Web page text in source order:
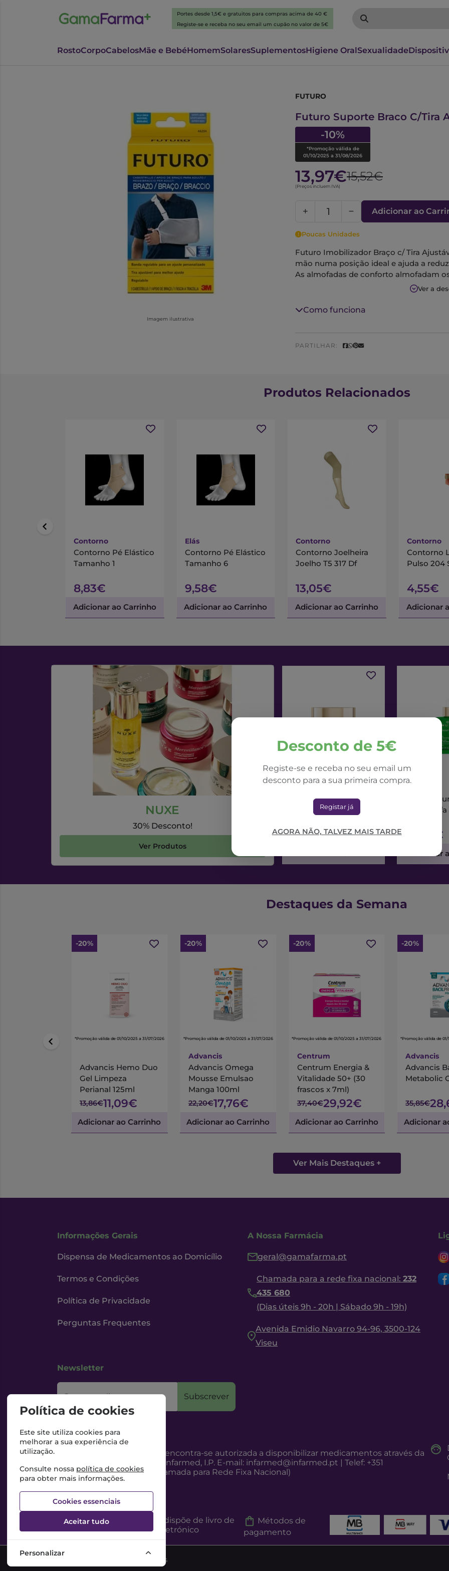
Portes desde 1,5€ e gratuitos para compras acima de 40 €
Registe-se e receba no seu email um cupão no valor de 5€
RostoCorpoCabelosMãe e BebéHomemSolaresSuplementosHigiene OralSexualidade
Imagem ilustrativa
FUTURO
Futuro Suporte Braco C/Tira
-10%
*Promoção válida de
01/10/2025 a 31/08/2026
13,97€15,52€
(Preços incluem IVA)
Adicionar ao
Poucas Unidades
Futuro Imobilizador Braço c/ Tira
mão numa posição ideal e ajuda a
As almofadas de conforto almofadam
É feito de materiais leves e respiráveis.
Ver a
Como funciona
PARTILHAR:
Desconto de 5€
Registe-se e receba no seu email um
desconto para a sua primeira compra.
Registar já
AGORA NÃO, TALVEZ MAIS TARDE
Produtos Relacionados
Contorno
Contorno Pé Elástico
Tamanho 1
8,83€
Adicionar ao Carrinho
Elás
Contorno Pé Elástico
Tamanho 6
9,58€
Adicionar ao Carrinho
Contorno
Contorno Joelheira
Joelho T5 317 Df
13,05€
Adicionar ao Carrinho
Contorno
Contorno
4,55€
Adicionar
NUXE
30% Desconto!
Ver Produtos
NUXE
Nuxe Nuxuriance Ultra
Creme Dia Alfa 3R
71,42€
Nuxe
Sérum
73,56€
Adicionar
Destaques da Semana
-20%
*Promoção válida de 01/10/2025 a 31/07/2026
Advancis Hemo Duo
Gel Limpeza
Perianal 125ml
13,86€11,09€
Adicionar ao Carrinho
-20%
*Promoção válida de 01/10/2025 a 31/07/2026
Advancis
Advancis Omega
Mousse Emulsao
Manga 100ml
22,20€17,76€
Adicionar ao Carrinho
-20%
*Promoção válida de 01/10/2025 a 31/07/2026
Centrum
Centrum Energia &
Vitalidade 50+ (30
frascos x 7ml)
37,40€29,92€
Adicionar ao Carrinho
-20%
*Promoção válida de
Advancis
Advancis
Metabolic
35,85€
Adicionar
Ver Mais Destaques +
Informações Gerais
Dispensa de Medicamentos ao Domicílio
Termos e Condições
Política de Privacidade
Perguntas Frequentes
A Nossa Farmácia
geral@gamafarma.pt
Chamada para a rede fixa nacional: 232
435 680
(Dias úteis 9h - 20h | Sábado 9h - 19h)
Avenida Emidio Navarro 94-96, 3500-124
Viseu
Newsletter
O seu email Subscrever
Esta Farmácia encontra-se autorizada a disponibilizar medicamentos através da
Internet, pelo Infarmed, I.P. E-mail: infarmed@infarmed.pt | Telef: +351
217987100 (Chamada para Rede Fixa Nacional)
Esta Farmácia dispõe de livro de
reclamações eletrónico
Métodos de
pagamento
©2026 Todos os direitos reservados
Política de cookies
Este site utiliza cookies para
melhorar a sua experiência de
utilização.
Consulte nossa política de cookies
para obter mais informações.
Cookies essenciais
Aceitar tudo
Personalizar